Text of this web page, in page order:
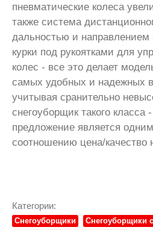
пневматические колеса
также система
дальностью и направлением
курки под рукоятками для
колес - все это делает
самых удобных и надежных
учитывая сранительно
снегоуборщик такого класса
предложение является
соотношению цена/качество
Категории:
Снегоуборщики
Снегоуборщики